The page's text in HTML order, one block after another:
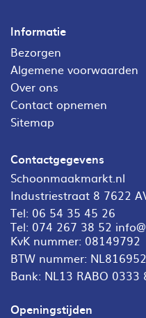
Informatie
Bezorgen
Algemene voorwaarden
Over ons
Contact opnemen
Sitemap
Contactgegevens
Schoonmaakmarkt.nl
Industriestraat 8 7622
Tel: 06 54 35 45 26
Tel: 074 267 38 52
KvK nummer: 08149792
BTW nummer:
Bank: NL13 RABO 0333
Openingstijden